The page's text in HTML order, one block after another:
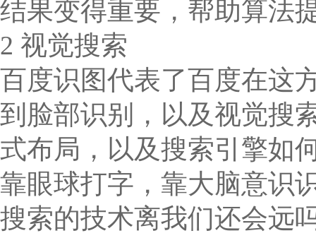
结果变得重要，帮助算法
2 视觉搜索
百度识图代表了百度在这
到脸部识别，以及视觉搜
式布局，以及搜索引擎如
靠眼球打字，靠大脑意识
搜索的技术离我们还会远